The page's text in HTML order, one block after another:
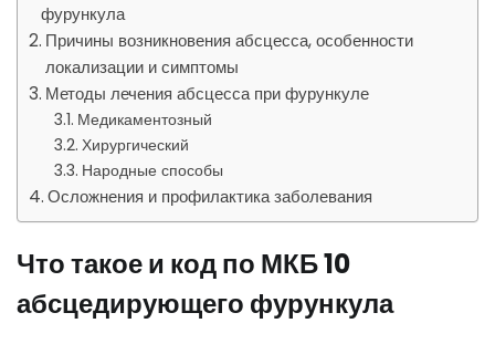
фурункула
Причины возникновения абсцесса, особенности
локализации и симптомы
Методы лечения абсцесса при фурункуле
Медикаментозный
Хирургический
Народные способы
Осложнения и профилактика заболевания
Что такое и код по МКБ 10
абсцедирующего фурункула